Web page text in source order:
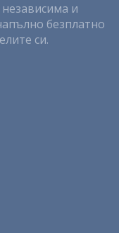
и
безплатно
си.